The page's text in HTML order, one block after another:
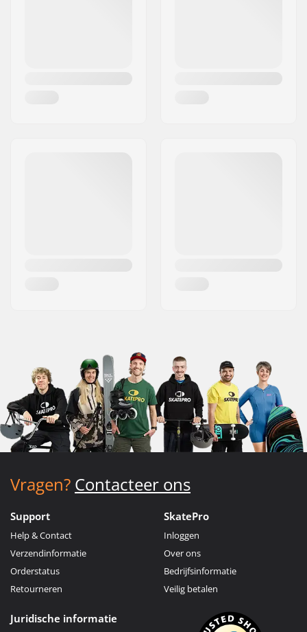
Vragen? Contacteer ons
Support
Help & Contact
Verzendinformatie
Orderstatus
Retourneren
SkatePro
Inloggen
Over ons
Bedrijfsinformatie
Veilig betalen
Juridische informatie